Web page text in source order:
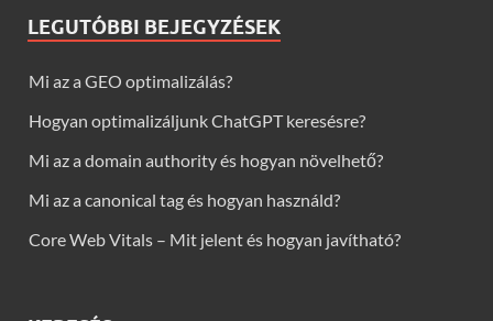
LEGUTÓBBI BEJEGYZÉSEK
Mi az a GEO optimalizálás?
Hogyan optimalizáljunk ChatGPT keresésre?
Mi az a domain authority és hogyan növelhető?
Mi az a canonical tag és hogyan használd?
Core Web Vitals – Mit jelent és hogyan javítható?